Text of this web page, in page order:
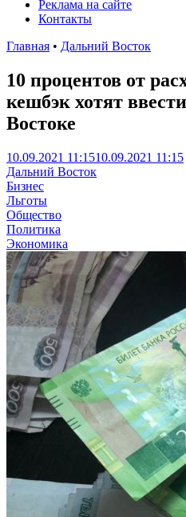
Реклама на сайте
Контакты
Главная • Дальний Восток
10 процентов от
кешбэк хотят
Востоке
10.09.2021 11:1510.09.2021 11:15
Дальний Восток
Бизнес
Льготы
Общество
Политика
Экономика